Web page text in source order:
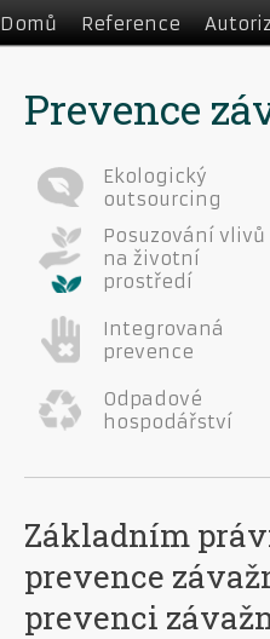
Domů Reference
Prevence
Ekologický
outsourcing
Posuzování vlivů
na životní
prostředí
Integrovaná
prevence
Odpadové
hospodářství
Základním
prevence
prevenci